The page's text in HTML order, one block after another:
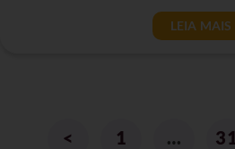
LEIA MAIS
< 1 … 31